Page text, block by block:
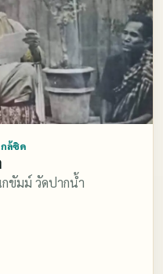
กล้ชิด
ขัมม์ วัดปากน้ำ